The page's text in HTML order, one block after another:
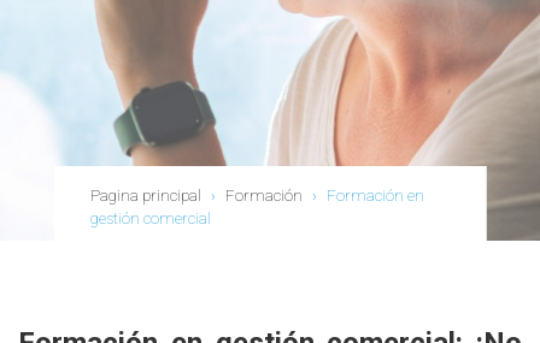
Pagina principal › Formación ›
Formación en
gestión comercial